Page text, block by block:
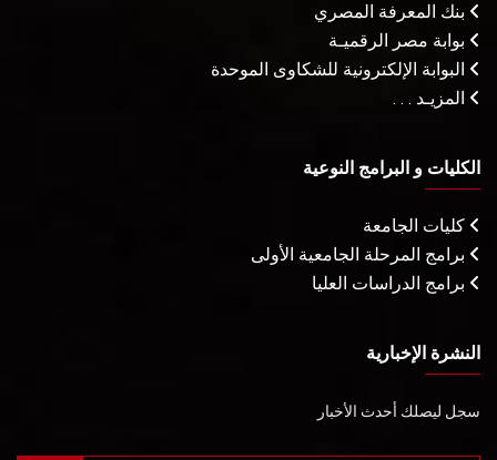
بنك المعرفة المصري
بوابة مصر الرقميـة
البوابة الإلكترونية للشكاوى الموحدة
المزيـد . . .
الكليات و البرامج النوعية
كليات الجامعة
برامج المرحلة الجامعية الأولى
برامج الدراسات العليا
النشرة الإخبارية
سجل ليصلك أحدث الأخبار